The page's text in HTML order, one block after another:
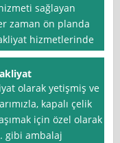
sağlayan
zaman ön planda
hizmetlerinde
olarak yetişmiş ve
kapalı çelik
için özel olarak
gibi ambalaj